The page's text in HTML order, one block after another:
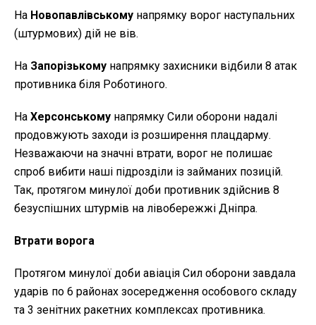
На Новопавлівському напрямку ворог наступальних
(штурмових) дій не вів.
На Запорізькому напрямку захисники відбили 8 атак
противника біля Роботиного.
На Херсонському напрямку Сили оборони надалі
продовжують заходи із розширення плацдарму.
Незважаючи на значні втрати, ворог не полишає
спроб вибити наші підрозділи із займаних позицій.
Так, протягом минулої доби противник здійснив 8
безуспішних штурмів на лівобережжі Дніпра.
Втрати ворога
Протягом минулої доби авіація Сил оборони завдала
ударів по 6 районах зосередження особового складу
та 3 зенітних ракетних комплексах противника.